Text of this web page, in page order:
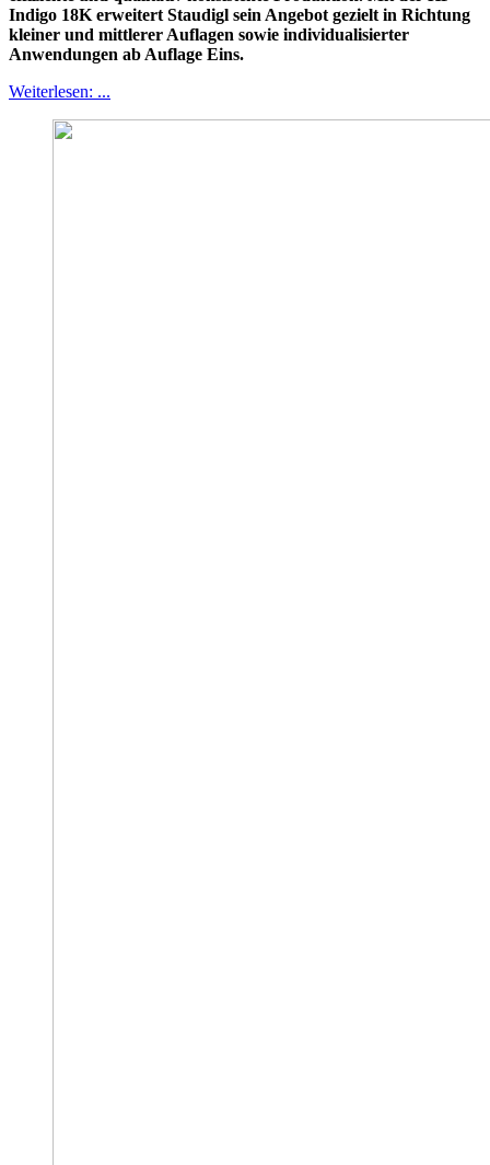
Indigo 18K erweitert Staudigl sein Angebot gezielt in Richtung
kleiner und mittlerer Auflagen sowie individualisierter
Anwendungen ab Auflage Eins.
Weiterlesen: ...